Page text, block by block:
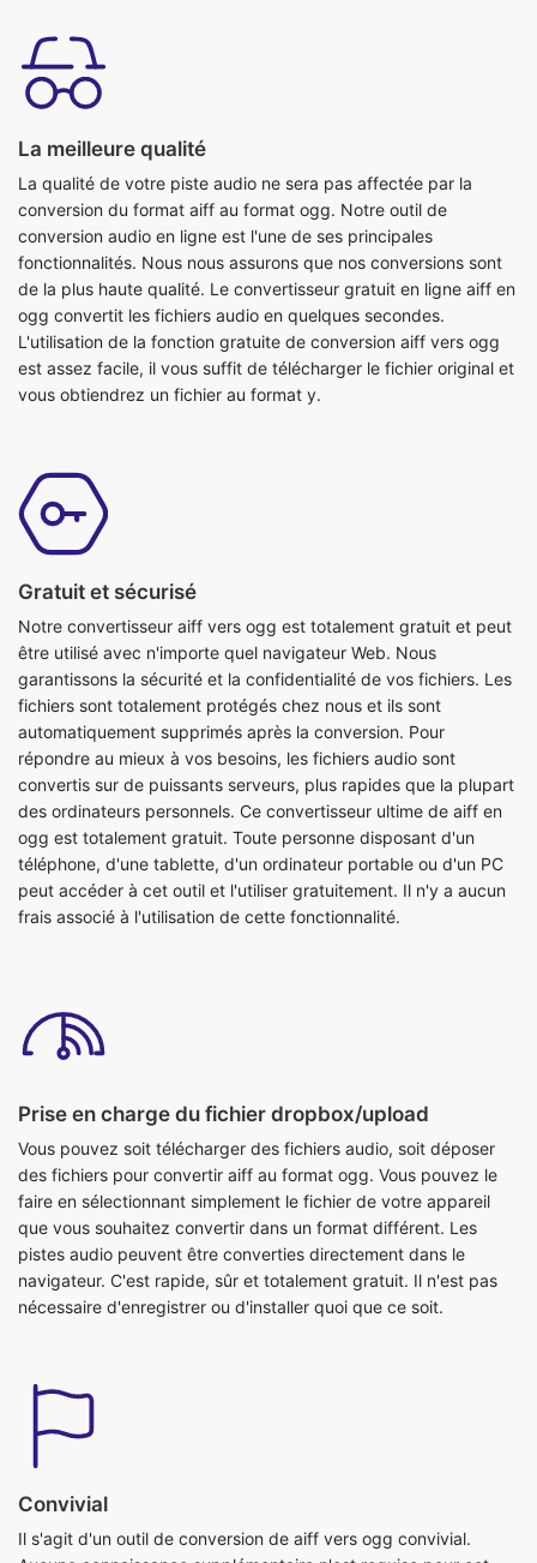
La meilleure qualité
La qualité de votre piste audio ne sera pas affectée par la
conversion du format aiff au format ogg. Notre outil de
conversion audio en ligne est l'une de ses principales
fonctionnalités. Nous nous assurons que nos conversions sont
de la plus haute qualité. Le convertisseur gratuit en ligne aiff en
ogg convertit les fichiers audio en quelques secondes.
L'utilisation de la fonction gratuite de conversion aiff vers ogg
est assez facile, il vous suffit de télécharger le fichier original et
vous obtiendrez un fichier au format y.
Gratuit et sécurisé
Notre convertisseur aiff vers ogg est totalement gratuit et peut
être utilisé avec n'importe quel navigateur Web. Nous
fichiers sont totalement protégés chez nous et ils sont
automatiquement supprimés après la conversion. Pour
répondre au mieux à vos besoins, les fichiers audio sont
convertis sur de puissants serveurs, plus rapides que la plupart
des ordinateurs personnels. Ce convertisseur ultime de aiff en
ogg est totalement gratuit. Toute personne disposant d'un
téléphone, d'une tablette, d'un ordinateur portable ou d'un PC
peut accéder à cet outil et l'utiliser gratuitement. Il n'y a aucun
frais associé à l'utilisation de cette fonctionnalité.
Prise en charge du fichier dropbox/upload
des fichiers pour convertir aiff au format ogg. Vous pouvez le
faire en sélectionnant simplement le fichier de votre appareil
que vous souhaitez convertir dans un format différent. Les
pistes audio peuvent être converties directement dans le
navigateur. C'est rapide, sûr et totalement gratuit. Il n'est pas
nécessaire d'enregistrer ou d'installer quoi que ce soit.
Convivial
Il s'agit d'un outil de conversion de aiff vers ogg convivial.
Aucune connaissance supplémentaire n'est requise pour cet
tout moment. C'est tellement simple que même un enfant peut